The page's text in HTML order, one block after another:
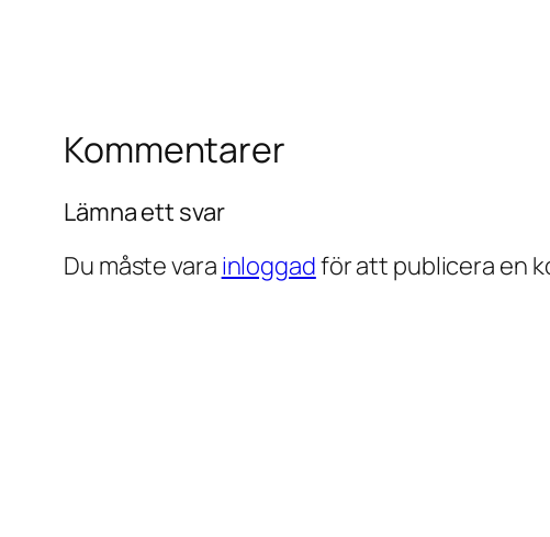
Kommentarer
Lämna ett svar
Du måste vara inloggadför att publicera en